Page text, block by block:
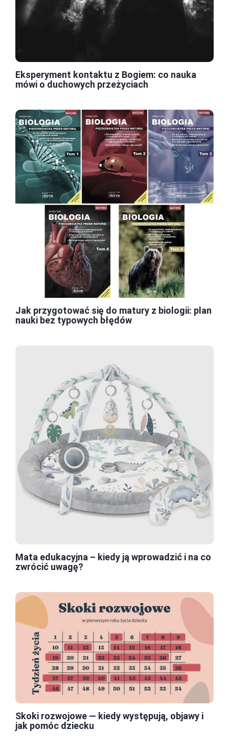
Eksperyment kontaktu z Bogiem: co nauka
mówi o duchowych przeżyciach
Jak przygotować się do matury z biologii: plan
nauki bez typowych błędów
Mata edukacyjna – kiedy ją wprowadzić i na co
zwrócić uwagę?
Skoki rozwojowe — kiedy występują, objawy i
jak pomóc dziecku